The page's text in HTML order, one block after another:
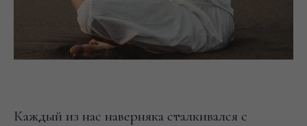
Каждый из нас наверняка сталкивался с